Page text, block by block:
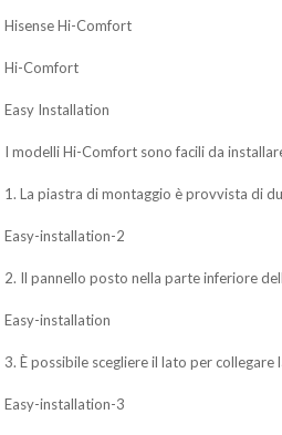
Hisense Hi-Comfort
Hi-Comfort
Easy Installation
I modelli Hi-Comfort sono facili da
1. La piastra di montaggio è provvista di
Easy-installation-2
2. Il pannello posto nella parte inferiore
Easy-installation
3. È possibile scegliere il lato per
Easy-installation-3